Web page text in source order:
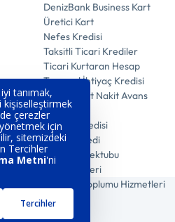
DenizBank Business Kart
Üretici Kart
Nefes Kredisi
Taksitli Ticari Krediler
Ticari Kurtaran Hesap
Tarımsal İhtiyaç Kredisi
Üretici Kart Nakit Avans
Spot Kredi
İskonto Kredisi
Rotatif Kredi
Teminat Mektubu
POS İşlemleri
Bilgi Toplumu Hizmetleri